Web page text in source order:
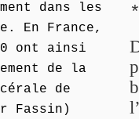
dans les
En France,
ont ainsi
de la
de
Fassin)